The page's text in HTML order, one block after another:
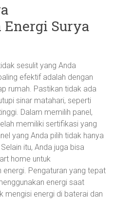
Surya
sesulit yang Anda
efektif adalah dengan
rumah. Pastikan tidak ada
sinar matahari, seperti
Dalam memilih panel,
memiliki sertifikasi yang
yang Anda pilih tidak hanya
itu, Anda juga bisa
home untuk
Pengaturan yang tepat
energi saat
mengisi energi di baterai dan